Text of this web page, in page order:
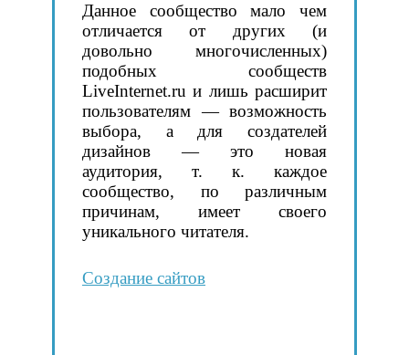
Данное сообщество мало чем
отличается от других (и
довольно многочисленных)
подобных сообществ
LiveInternet.ru и лишь расширит
пользователям — возможность
выбора, а для создателей
дизайнов — это новая
аудитория, т. к. каждое
сообщество, по различным
причинам, имеет своего
уникального читателя.
Создание сайтов